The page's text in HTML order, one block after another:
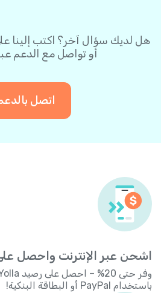
المستقبلية. وبهذه الطريقة،
بيانات بطاقتك مرة أخرى
هل لديك سؤال آخر؟ اكتب إلينا
أو تواصل مع الدعم
اتصل
اشحن عبر الإنترنت واحصل
وفر حتى 20% – احصل على رصيد Yolla من
باستخدام PayPal أو البطاقة البنكية!